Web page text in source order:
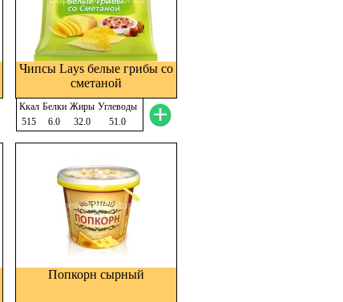
Чипсы Lays белые грибы со
сметаной
Ккал Белки Жиры Углеводы
515
6.0 32.0 51.0
Попкорн сырный